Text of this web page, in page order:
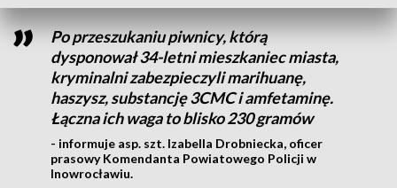
Po przeszukaniu piwnicy, którą
dysponował 34-letni mieszkaniec miasta,
kryminalni zabezpieczyli marihuanę,
haszysz, substancję 3CMC i amfetaminę.
Łączna ich waga to blisko 230 gramów
- informuje asp. szt. Izabella Drobniecka, oficer
prasowy Komendanta Powiatowego Policji w
Inowrocławiu.